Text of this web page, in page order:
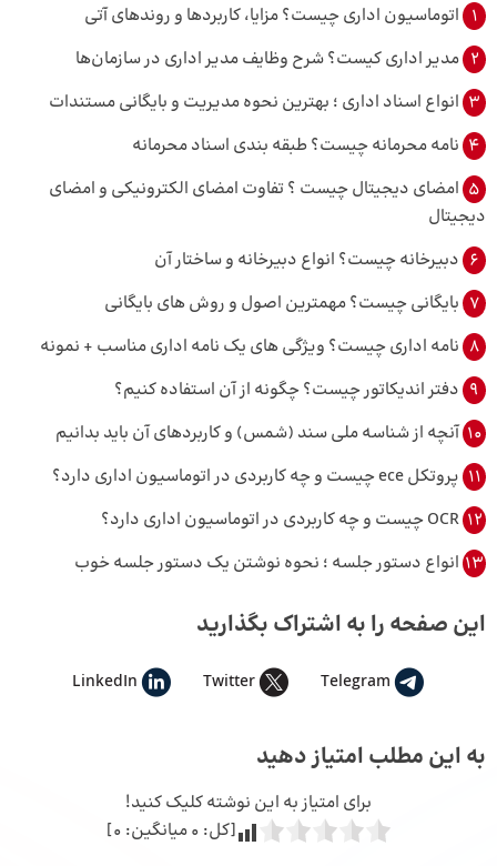
1 اتوماسیون اداری چیست؟ مزایا، کاربردها و روندهای آتی
2 مدیر اداری کیست؟ شرح وظایف مدیر اداری در سازمان‌ها
3 انواع اسناد اداری ؛ بهترین نحوه‌ مدیریت و بایگانی مستندات
4 نامه محرمانه چیست؟ طبقه بندی اسناد محرمانه
5 امضای دیجیتال چیست ؟ تفاوت امضای الکترونیکی و امضای
دیجیتال
6 دبیرخانه چیست؟ انواع دبیرخانه و ساختار آن
7 بایگانی چیست؟ مهمترین اصول و روش‌ های بایگانی
8 نامه اداری چیست؟ ویژگی های یک نامه اداری مناسب + نمونه
9 دفتر اندیکاتور چیست؟ چگونه از آن استفاده کنیم؟
10 آنچه از شناسه ملی سند (شمس) و کاربردهای آن باید بدانیم
11 پروتکل ece چیست و چه کاربردی در اتوماسیون اداری دارد؟
12
13 انواع دستور جلسه ؛ نحوه نوشتن یک دستور جلسه خوب
این صفحه را به اشتراک بگذارید
Telegram
Twitter
LinkedIn
به این مطلب امتیاز دهید
برای امتیاز به این نوشته کلیک کنید!
[کل: 0میانگین: 0
]